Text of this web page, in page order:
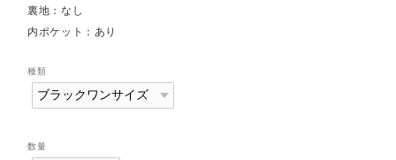
裏地：なし
内ポケット：あり
種類
数量